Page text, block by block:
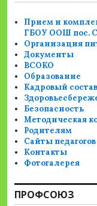
Прием и
ГБОУ ООШ пос.
Организация
Документы
ВСОКО
Образование
Кадровый состав
Безопасность
Методическая
Родителям
Сайты педагогов
Контакты
Фотогалерея
ПРОФСОЮЗ